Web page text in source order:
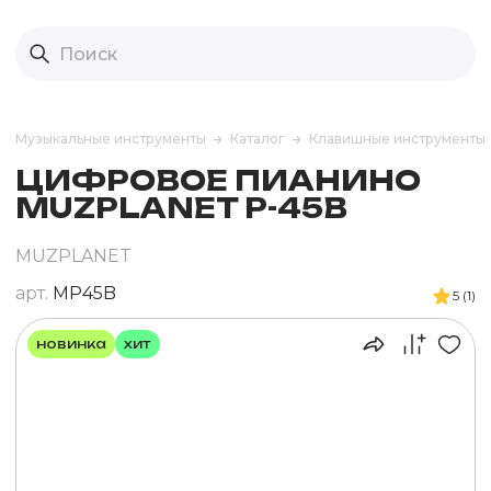
Музыкальные инструменты Каталог Клавишные инструменты
ЦИФРОВОЕ ПИАНИНО
MUZPLANET P-45B
MUZPLANET
арт. MP45B 5 (1)
новинка хит